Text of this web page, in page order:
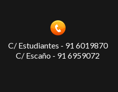
C/ Estudiantes - 91 6019870
C/ Escaño - 91 6959072